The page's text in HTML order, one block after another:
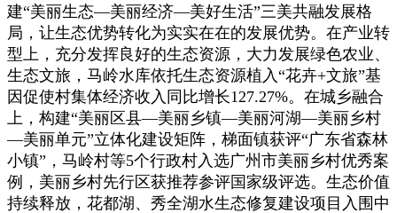
建“美丽生态—美丽经济—美好生活”三美共融发展格
局，让生态优势转化为实实在在的发展优势。在产业转
型上，充分发挥良好的生态资源，大力发展绿色农业、
生态文旅，马岭水库依托生态资源植入“花卉+文旅”基
因促使村集体经济收入同比增长127.27%。在城乡融合
上，构建“美丽区县—美丽乡镇—美丽河湖—美丽乡村
—美丽单元”立体化建设矩阵，梯面镇获评“广东省森林
小镇”，马岭村等5个行政村入选广州市美丽乡村优秀案
例，美丽乡村先行区获推荐参评国家级评选。生态价值
持续释放，花都湖、秀全湖水生态修复建设项目入围中